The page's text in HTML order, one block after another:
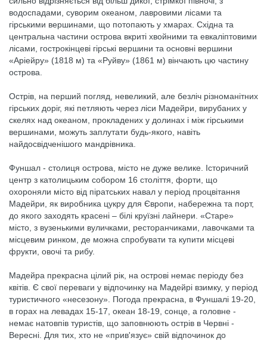
водоспадами, суворим океаном, лавровими лісами та
гірськими вершинами, що потопають у хмарах. Східна та
центральна частини острова вкриті хвойними та евкаліптовими
лісами, гострокінцеві гірські вершини та основні вершини
«Аріейру» (1818 м) та «Руйву» (1861 м) вінчають цю частину
острова.
Острів, на перший погляд, невеликий, але безліч різноманітних
гірських доріг, які петляють через ліси Мадейри, вирубаних у
скелях над океаном, прокладених у долинах і між гірськими
вершинами, можуть заплутати будь-якого, навіть
найдосвідченішого мандрівника.
Фуншал - столиця острова, місто не дуже велике. Історичний
центр з католицьким собором 16 століття, форти, що
охороняли місто від піратських навал у період процвітання
Мадейри, як виробника цукру для Європи, набережна та порт,
до якого заходять красені – білі круїзні лайнери. «Старе»
місто, з вузенькими вуличками, ресторанчиками, лавочками та
місцевим ринком, де можна спробувати та купити місцеві
фрукти, овочі та рибу.
Мадейра прекрасна цілий рік, на острові немає періоду без
квітів. Є свої переваги у відпочинку на Мадейрі взимку, у період
туристичного «несезону». Погода прекрасна, в Фуншалі 19-20,
в горах на левадах 15-17, океан 18-19, сонце, а головне -
немає натовпів туристів, що заповнюють острів в Червні -
Вересні. Для тих, хто не «прив'язує» свій відпочинок до